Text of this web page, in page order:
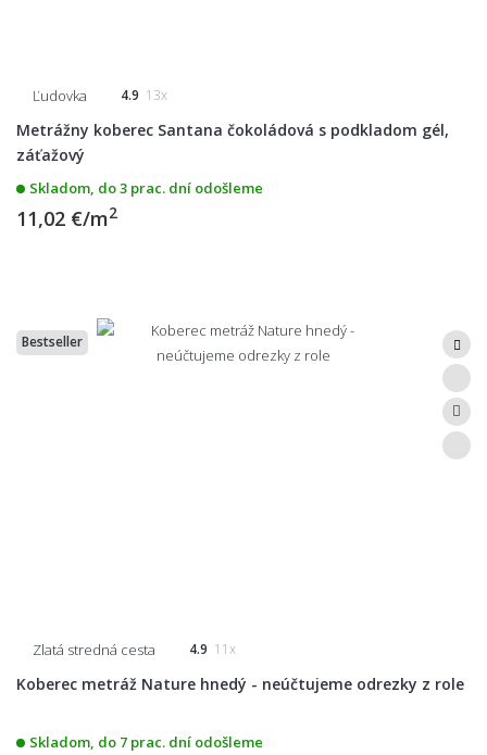
Ľudovka 4.9 13x
Metrážny koberec Santana čokoládová s podkladom gél,
záťažový
Skladom, do 3 prac. dní odošleme
11,02 €/m2
Bestseller
Zlatá stredná cesta 4.9 11x
Koberec metráž Nature hnedý - neúčtujeme odrezky z role
Skladom, do 7 prac. dní odošleme